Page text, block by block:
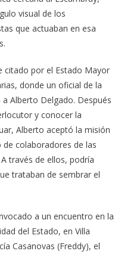
visual de los
que actuaban en esa
citado por el Estado Mayor
donde un oficial de la
Alberto Delgado. Después
y conocer la
Alberto aceptó la misión
colaboradores de las
través de ellos, podría
trataban de sembrar el
a un encuentro en la
del Estado, en Villa
Casanovas (Freddy), el